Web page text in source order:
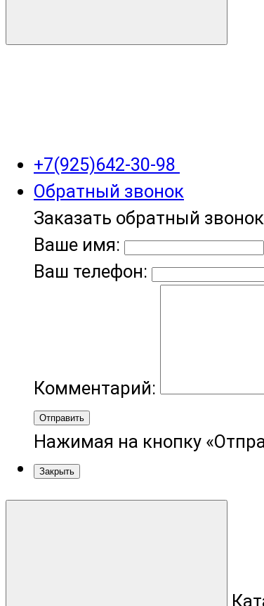
+7(925)642-30-98
Обратный звонок
Заказать обратный звонок
Ваше имя:
Ваш телефон:
Комментарий:
Отправить
Нажимая на кнопку
Закрыть